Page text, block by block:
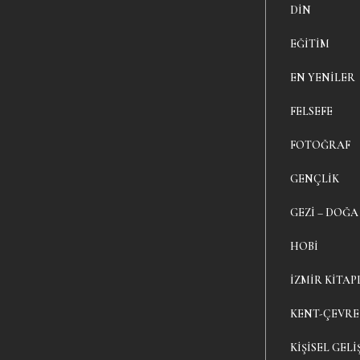
DIN
EĞITIM
EN YENILER
FELSEFE
FOTOĞRAF
GENÇLIK
GEZI – DOĞA
HOBI
İZMIR
KENT-ÇEVRE
KIŞISEL